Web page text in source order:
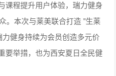
课程提升用户体验，瑞力健身
。本次与莱美联合打造 "生莱
健身持续为会员创造多元价
要举措，也为西安夏日全民健